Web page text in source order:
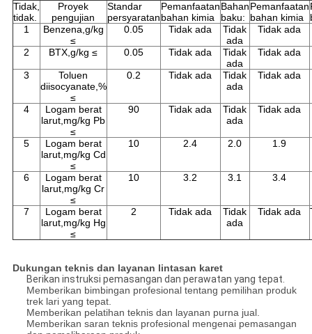
Tidak,
tidak.
Proyek
pengujian
Standar
persyaratan
Pemanfaatan
bahan kimia
Bahan
baku:
Pemanfaatan
bahan kimia
1
Benzena,g/kg
≤
0.05 Tidak ada
Tidak
ada
Tidak ada
2 BTX,g/kg ≤ 0.05 Tidak ada
Tidak
ada
Tidak ada
3
Toluen
diisocyanate,%
≤
0.2 Tidak ada
Tidak
ada
Tidak ada
4
Logam berat
larut,mg/kg Pb
≤
90 Tidak ada
Tidak
ada
Tidak ada
5
Logam berat
larut,mg/kg Cd
≤
10 2.4 2.0 1.9
6
Logam berat
larut,mg/kg Cr
≤
10 3.2 3.1 3.4
7
Logam berat
larut,mg/kg Hg
≤
2 Tidak ada
Tidak
ada
Tidak ada
Dukungan teknis dan layanan lintasan karet
Berikan instruksi pemasangan dan perawatan yang tepat.
Memberikan bimbingan profesional tentang pemilihan produk
trek lari yang tepat.
Memberikan pelatihan teknis dan layanan purna jual.
Memberikan saran teknis profesional mengenai pemasangan